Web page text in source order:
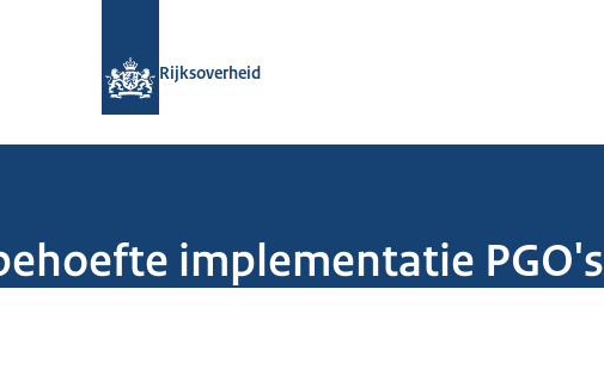
Rijksoverheid
implementatie PGO's